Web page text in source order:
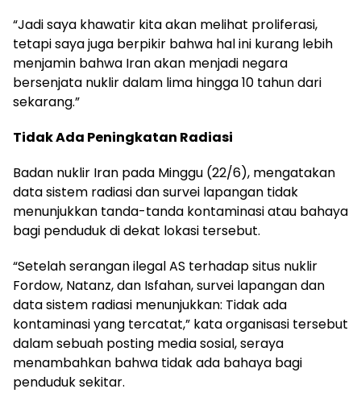
“Jadi saya khawatir kita akan melihat proliferasi,
tetapi saya juga berpikir bahwa hal ini kurang lebih
menjamin bahwa Iran akan menjadi negara
bersenjata nuklir dalam lima hingga 10 tahun dari
sekarang.”
Tidak Ada Peningkatan Radiasi
Badan nuklir Iran pada Minggu (22/6), mengatakan
data sistem radiasi dan survei lapangan tidak
menunjukkan tanda-tanda kontaminasi atau bahaya
bagi penduduk di dekat lokasi tersebut.
“Setelah serangan ilegal AS terhadap situs nuklir
Fordow, Natanz, dan Isfahan, survei lapangan dan
data sistem radiasi menunjukkan: Tidak ada
kontaminasi yang tercatat,” kata organisasi tersebut
dalam sebuah posting media sosial, seraya
menambahkan bahwa tidak ada bahaya bagi
penduduk sekitar.